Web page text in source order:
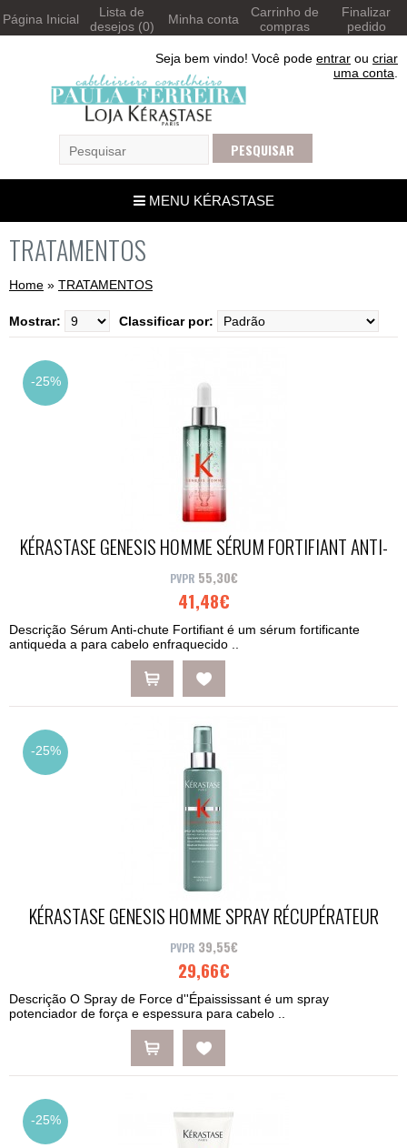
Página Inicial
Lista de
desejos (0)
Minha conta
Carrinho de
compras
Finalizar
pedido
Seja bem vindo! Você pode entrar ou criar
uma conta
MENU KÉRASTASE
TRATAMENTOS
Home » TRATAMENTOS
Mostrar: Classificar por:
-25%
KÉRASTASE GENESIS HOMME SÉRUM FORTIFIANT ANTI-
CHUTE 90ML
55,30€
41,48€
Descrição Sérum Anti-chute Fortifiant é um sérum fortificante
antiqueda a para cabelo enfraquecido ..
-25%
KÉRASTASE GENESIS HOMME SPRAY RÉCUPÉRATEUR
D'ÉPAISSEUR 1...
39,55€
29,66€
Descrição O Spray de Force d''Épaississant é um spray
potenciador de força e espessura para cabelo ..
-25%